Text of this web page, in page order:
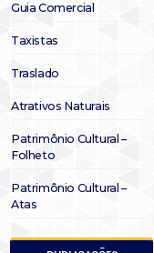
Guia Comercial
Taxistas
Traslado
Atrativos Naturais
Patrimônio Cultural –
Folheto
Patrimônio Cultural –
Atas